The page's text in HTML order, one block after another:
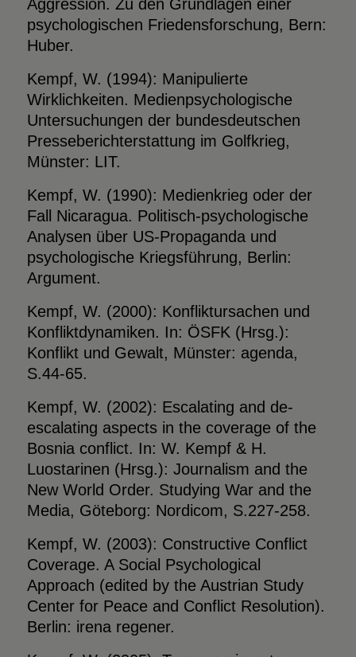
Aggression. Zu den Grundlagen einer
psychologischen Friedensforschung, Bern:
Huber.
Kempf, W. (1994): Manipulierte
Wirklichkeiten. Medienpsychologische
Untersuchungen der bundesdeutschen
Presseberichterstattung im Golfkrieg,
Münster: LIT.
Kempf, W. (1990): Medienkrieg oder der
Fall Nicaragua. Politisch-psychologische
Analysen über US-Propaganda und
psychologische Kriegsführung, Berlin:
Argument.
Kempf, W. (2000): Konfliktursachen und
Konfliktdynamiken. In: ÖSFK (Hrsg.):
Konflikt und Gewalt, Münster: agenda,
S.44-65.
Kempf, W. (2002): Escalating and de-
escalating aspects in the coverage of the
Bosnia conflict. In: W. Kempf & H.
Luostarinen (Hrsg.): Journalism and the
New World Order. Studying War and the
Media, Göteborg: Nordicom, S.227-258.
Kempf, W. (2003): Constructive Conflict
Coverage. A Social Psychological
Approach (edited by the Austrian Study
Center for Peace and Conflict Resolution).
Berlin: irena regener.